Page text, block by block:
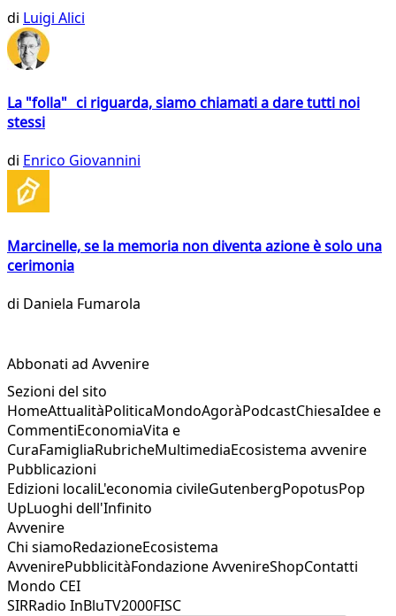
di Luigi Alici
La "folla" ci riguarda, siamo chiamati a dare tutti noi
stessi
di Enrico Giovannini
Marcinelle, se la memoria non diventa azione è solo una
cerimonia
di Daniela Fumarola
Abbonati ad Avvenire
Sezioni del sito
HomeAttualitàPoliticaMondoAgoràPodcastChiesaIdee e
CommentiEconomiaVita e
CuraFamigliaRubricheMultimediaEcosistema avvenire
Pubblicazioni
Edizioni localiL'economia civileGutenbergPopotusPop
UpLuoghi dell'Infinito
Avvenire
Chi siamoRedazioneEcosistema
AvvenirePubblicitàFondazione AvvenireShopContatti
Mondo CEI
SIRRadio InBluTV2000FISC